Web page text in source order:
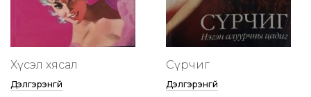
Хүсэл хясал
Дэлгэрэнгүй
Сүрчиг
Дэлгэрэнгүй